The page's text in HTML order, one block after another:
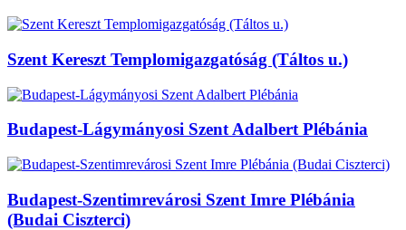
Szent Kereszt Templomigazgatóság (Táltos u.)
Budapest-Lágymányosi Szent Adalbert Plébánia
Budapest-Szentimrevárosi Szent Imre Plébánia
(Budai Ciszterci)